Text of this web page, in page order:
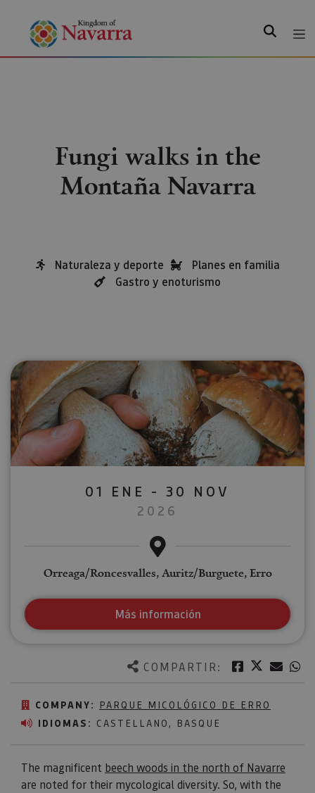
Search
Fungi walks in the
Montaña Navarra
Naturaleza y deporte
Planes en familia
Gastro y enoturismo
COMPARTIR: Facebook
Twitter
COMPANY: PARQUE MICOLÓGICO DE ERRO
IDIOMAS: CASTELLANO, BASQUE
The magnificent beech woods in the north of Navarre
are noted for their mycological diversity. So, with the
01 ENE - 30 NOV
2026
Orreaga/Roncesvalles, Auritz/Burguete, Erro
Más información